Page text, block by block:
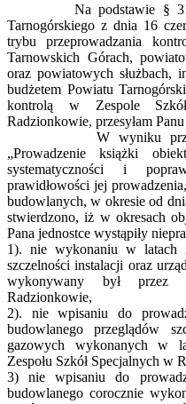
Na podstawie § 31
Tarnogórskiego z dnia 16
trybu przeprowadzania
Tarnowskich Górach,
oraz powiatowych służbach,
budżetem Powiatu
kontrolą w Zespole
Radzionkowie, przesyłam
W wyniku
„Prowadzenie książki
systematyczności i
prawidłowości jej
budowlanych, w okresie od
stwierdzono, iż w okresach
Pana jednostce wystąpiły
1). nie wykonaniu w latach
szczelności instalacji oraz
wykonywany był przez
Radzionkowie,
2). nie wpisaniu do
budowlanego przeglądów
gazowych wykonanych w
Zespołu Szkół Specjalnych w
3) nie wpisaniu do
budowlanego corocznie